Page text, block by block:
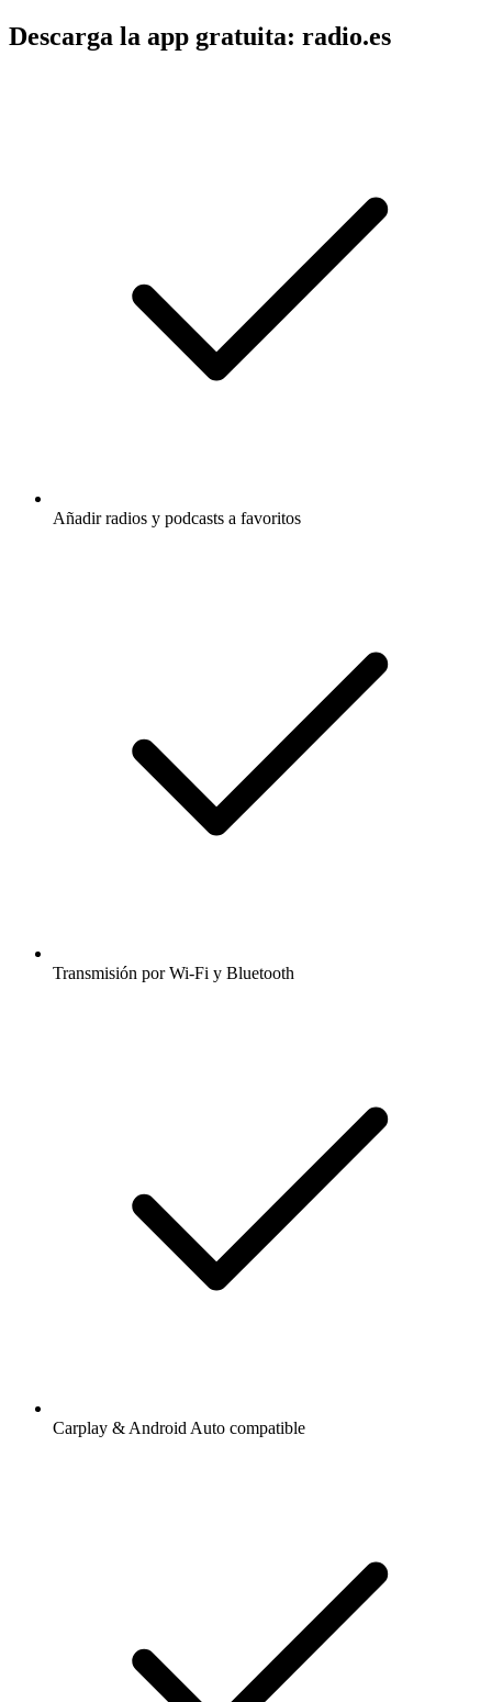
Descarga la app gratuita: radio.es
Añadir radios y podcasts a favoritos
Transmisión por Wi-Fi y Bluetooth
Carplay & Android Auto compatible